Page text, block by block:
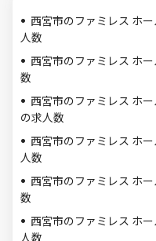
西宮市のファミレス ホ
人数
西宮市のファミレス ホ
数
西宮市のファミレス ホ
の求人数
西宮市のファミレス ホ
人数
西宮市のファミレス ホ
数
西宮市のファミレス ホ
人数